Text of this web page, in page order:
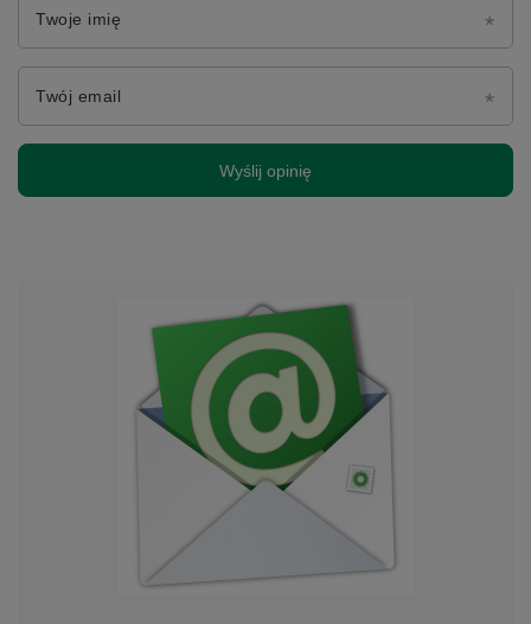
Twoje imię
Twój email
Wyślij opinię